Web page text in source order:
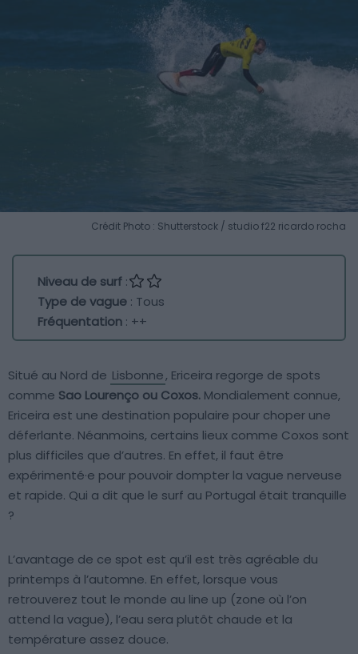
Crédit Photo : Shutterstock / studio f22 ricardo rocha
Niveau de surf :
Type de vague : Tous
Fréquentation : ++
Situé au Nord de Lisbonne, Ericeira regorge de spots
comme Sao Lourenço ou Coxos. Mondialement connue,
Ericeira est une destination populaire pour choper une
déferlante. Néanmoins, certains lieux comme Coxos sont
plus difficiles que d’autres. En effet, il faut être
expérimenté·e pour pouvoir dompter la vague nerveuse
et rapide. Qui a dit que le surf au Portugal était tranquille
?
L’avantage de ce spot est qu’il est très agréable du
printemps à l’automne. En effet, lorsque vous
retrouverez tout le monde au line up (zone où l’on
attend la vague), l’eau sera plutôt chaude et la
température assez douce.